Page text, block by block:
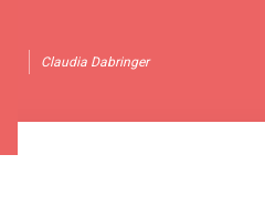
Claudia Dabringer